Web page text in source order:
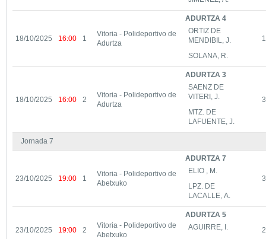
18/10/2025 16:00 1
Vitoria - Polideportivo de
Adurtza
ADURTZA 4
ORTIZ DE
MENDIBIL, J.
SOLANA, R.
18/10/2025 16:00 2
Vitoria - Polideportivo de
Adurtza
ADURTZA 3
SAENZ DE
VITERI, J.
MTZ. DE
LAFUENTE, J.
Jornada 7
23/10/2025 19:00 1
Vitoria - Polideportivo de
Abetxuko
ADURTZA 7
ELIO , M.
LPZ. DE
LACALLE, A.
23/10/2025 19:00 2
Vitoria - Polideportivo de
Abetxuko
ADURTZA 5
AGUIRRE, I.